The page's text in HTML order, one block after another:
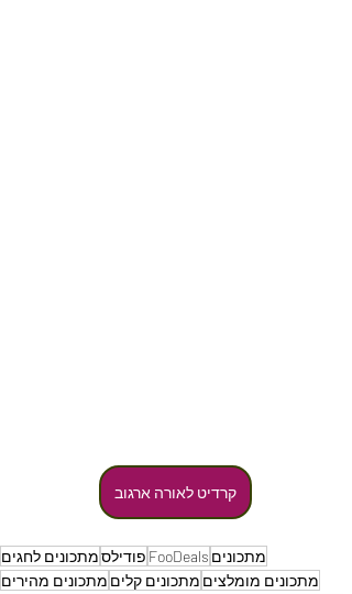
קרדיט לאורה ארגוב
מתכונים FooDeals פודילסמתכונים לחגים
מתכונים מומלצים מתכונים קלים מתכונים מהירים